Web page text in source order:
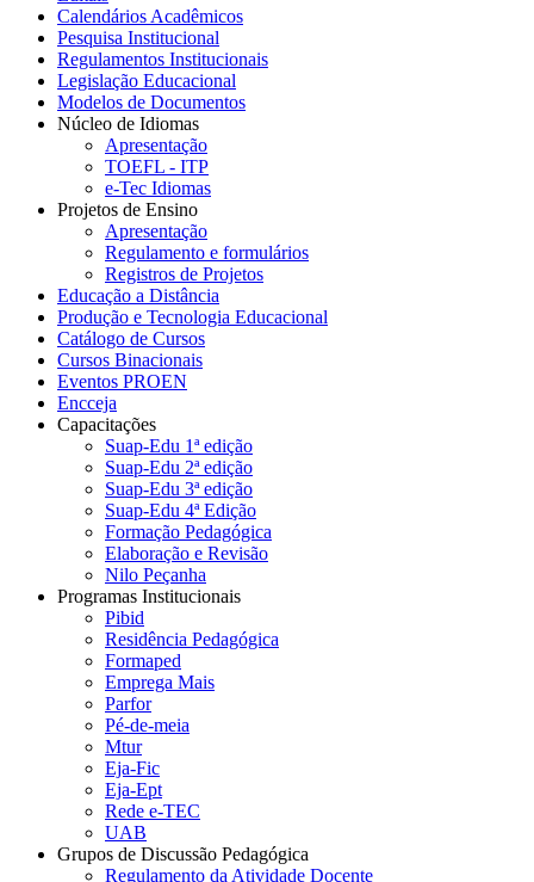
Calendários Acadêmicos
Pesquisa Institucional
Regulamentos Institucionais
Legislação Educacional
Modelos de Documentos
Núcleo de Idiomas
Apresentação
TOEFL - ITP
e-Tec Idiomas
Projetos de Ensino
Apresentação
Regulamento e formulários
Registros de Projetos
Educação a Distância
Produção e Tecnologia Educacional
Catálogo de Cursos
Cursos Binacionais
Eventos PROEN
Encceja
Capacitações
Suap-Edu 1ª edição
Suap-Edu 2ª edição
Suap-Edu 3ª edição
Suap-Edu 4ª Edição
Formação Pedagógica
Elaboração e Revisão
Nilo Peçanha
Programas Institucionais
Pibid
Residência Pedagógica
Formaped
Emprega Mais
Parfor
Pé-de-meia
Mtur
Eja-Fic
Eja-Ept
Rede e-TEC
UAB
Grupos de Discussão Pedagógica
Regulamento da Atividade Docente